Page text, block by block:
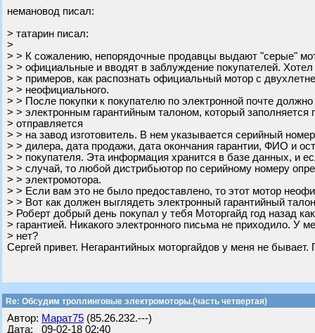
немановод писал:
> татарин писал:
>
> > К сожалению, непорядочные продавцы выдают "серые"
> > официальные и вводят в заблуждение покупателей.
> > примеров, как распознать официальный мотор с
> > неофициального.
> > После покупки к покупателю по электронной почте
> > электронным гарантийным талоном, который заполняется
> отправляется
> > на завод изготовитель. В нем указывается серийный
> > дилера, дата продажи, дата окончания гарантии, ФИО и
> > покупателя. Эта информация хранится в базе данных, и
> > случай, то любой дистрибьютор по серийному номеру
> > электромотора.
> > Если вам это не было предоставлено, то этот мотор
> > Вот как должен выглядеть электронный гарантийный
> Роберт добрый день покупал у тебя Моторгайд год назад
> гарантией. Никакого электронного письма не приходило. У
> нет?
Сергей привет. Негарантийных моторгайдов у меня не
Re: Обсудим троллинговые электромоторы.(часть четвертая)
Автор: Марат75 (85.26.232.---)
Дата: 09-02-18 02:40